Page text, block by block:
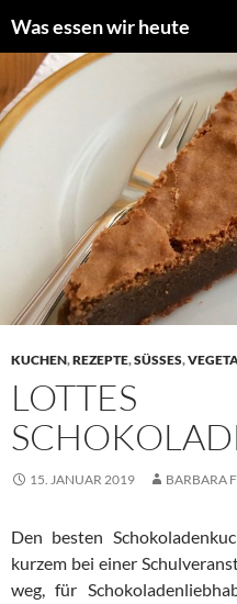
Inhalt
springen
Was essen wir heute
KUCHEN,REZEPTE,SÜSSES ,
LOTTES
15. JANUAR 2019 BARBARA
Den besten
kurzem bei einer
weg, für